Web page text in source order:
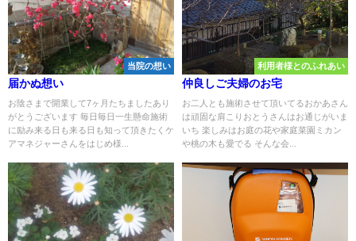
当院の想い
届かぬ想い
お陰さまで開業して7ヶ月たちましたあり
がとうございます 毎日毎日一生懸命施術
に励み来る日も来る日も知って頂きたくケ
アマネジャーさんをはじめ様...
利用者様とのふれあい
仲良しご夫婦のお宅
お二人とも施術させて頂いてるおかあさん
は頑固な肩こりおとうさんはお通じがいま
いち 楽しみはお庭の花や家庭菜園ミカン
や桃の木も愛でる そんな会...